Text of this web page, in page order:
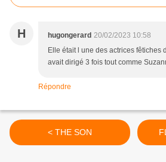
H hugongerard 20/02/2023 10:58
Elle était l une des actrices fêtiches
avait dirigé 3 fois tout comme
Répondre
< THE SON